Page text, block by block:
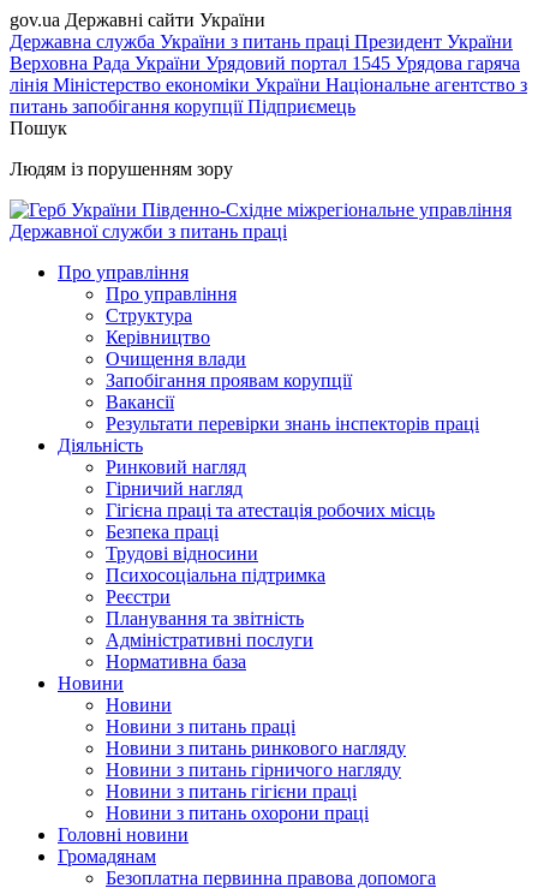
gov.ua Державні сайти України
Державна служба України з питань праці Президент України
Верховна Рада України Урядовий портал 1545 Урядова гаряча
лінія Міністерство економіки України Національне агентство з
питань запобігання корупціїПідприємець
Пошук
Людям із порушенням зору
Південно-Східне міжрегіональне управління
Державної служби з питань праці
Про управління
Про управління
Структура
Керівництво
Очищення влади
Запобігання проявам корупції
Вакансії
Результати перевірки знань інспекторів праці
Діяльність
Ринковий нагляд
Гірничий нагляд
Гігієна праці та атестація робочих місць
Безпека праці
Трудові відносини
Психосоціальна підтримка
Реєстри
Планування та звітність
Адміністративні послуги
Нормативна база
Новини
Новини
Новини з питань праці
Новини з питань ринкового нагляду
Новини з питань гірничого нагляду
Новини з питань гігієни праці
Новини з питань охорони праці
Головні новини
Громадянам
Безоплатна первинна правова допомога